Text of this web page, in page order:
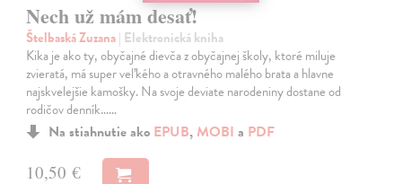
Nech už mám desať!
Štelbaská Zuzana| Elektronická kniha
Kika je ako ty, obyčajné dievča z obyčajnej školy, ktoré miluje
zvieratá, má super veľkého a otravného malého brata a hlavne
najskvelejšie kamošky. Na svoje deviate narodeniny dostane od
rodičov denník...…
Na stiahnutie ako EPUB, MOBI a PDF
10,50 €